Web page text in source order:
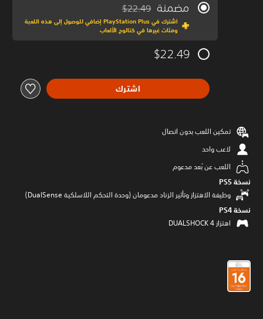
مضمنة مخصوم من السعر الأصلي البالغ $22.49‏
$22.49
اشترك في PlayStation Plus إضافي للوصول إلى هذه اللعبة
ومئات غيرها في كتالوج الألعاب
$22.49
اشترك
تمكين اللعب بدون اتصال
لاعب واحد
اللعب عن بُعد مدعوم
نسخة PS5‏
وظيفة الاهتزاز وتأثير الزناد مدعومان (وحدة التحكم اللاسلكية DualSense‏)
نسخة PS4‏
اهتزاز DUALSHOCK 4‏